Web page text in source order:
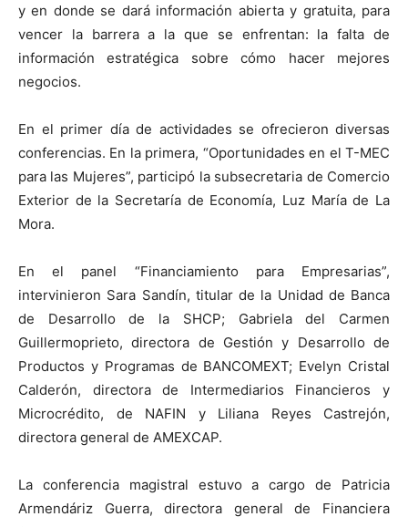
y en donde se dará información abierta y gratuita, para
vencer la barrera a la que se enfrentan: la falta de
información estratégica sobre cómo hacer mejores
negocios.
En el primer día de actividades se ofrecieron diversas
conferencias. En la primera, “Oportunidades en el T-MEC
para las Mujeres”, participó la subsecretaria de Comercio
Exterior de la Secretaría de Economía, Luz María de La
Mora.
En el panel “Financiamiento para Empresarias”,
intervinieron Sara Sandín, titular de la Unidad de Banca
de Desarrollo de la SHCP; Gabriela del Carmen
Guillermoprieto, directora de Gestión y Desarrollo de
Productos y Programas de BANCOMEXT; Evelyn Cristal
Calderón, directora de Intermediarios Financieros y
Microcrédito, de NAFIN y Liliana Reyes Castrejón,
directora general de AMEXCAP.
La conferencia magistral estuvo a cargo de Patricia
Armendáriz Guerra, directora general de Financiera